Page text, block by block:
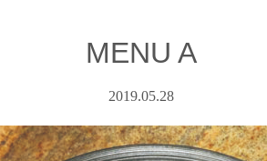
MENU A
2019.05.28